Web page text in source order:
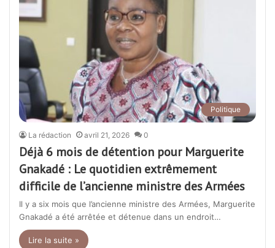
Politique
La rédaction avril 21, 2026 0
Déjà 6 mois de détention pour Marguerite
Gnakadé : Le quotidien extrêmement
difficile de l’ancienne ministre des Armées
Il y a six mois que l’ancienne ministre des Armées, Marguerite
Gnakadé a été arrêtée et détenue dans un endroit…
Lire la suite »